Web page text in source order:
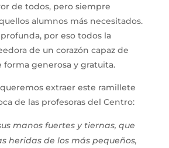
de todos, pero siempre
alumnos más necesitados.
por eso todos la
de un corazón capaz de
forma generosa y gratuita.
extraer este ramillete
de las profesoras del Centro:
manos fuertes y tiernas, que
heridas de los más pequeños,